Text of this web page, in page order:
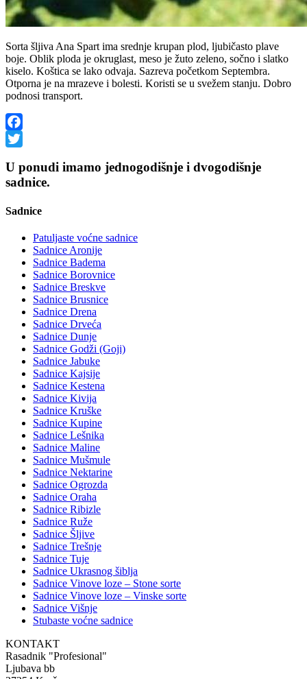
Sorta šljiva Ana Spart ima srednje krupan plod, ljubičasto plave
boje. Oblik ploda je okruglast, meso je žuto zeleno, sočno i slatko
kiselo. Koštica se lako odvaja. Sazreva početkom Septembra.
Otporna je na mrazeve i bolesti. Koristi se u svežem stanju. Dobro
podnosi transport.
Facebook
U ponudi imamo jednogodišnje i dvogodišnje
sadnice.
Sadnice
Patuljaste voćne sadnice
Sadnice Aronije
Sadnice Badema
Sadnice Borovnice
Sadnice Breskve
Sadnice Brusnice
Sadnice Drena
Sadnice Drveća
Sadnice Dunje
Sadnice Godži (Goji)
Sadnice Jabuke
Sadnice Kajsije
Sadnice Kestena
Sadnice Kivija
Sadnice Kruške
Sadnice Kupine
Sadnice Lešnika
Sadnice Maline
Sadnice Mušmule
Sadnice Nektarine
Sadnice Ogrozda
Sadnice Oraha
Sadnice Ribizle
Sadnice Ruže
Sadnice Šljive
Sadnice Trešnje
Sadnice Tuje
Sadnice Ukrasnog šiblja
Sadnice Vinove loze – Stone sorte
Sadnice Vinove loze – Vinske sorte
Sadnice Višnje
Stubaste voćne sadnice
KONTAKT
Rasadnik "Profesional"
Ljubava bb